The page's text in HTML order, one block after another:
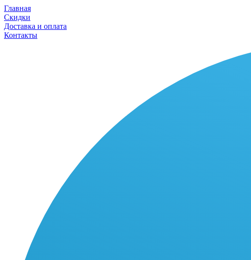
Главная
Скидки
Доставка и оплата
Контакты